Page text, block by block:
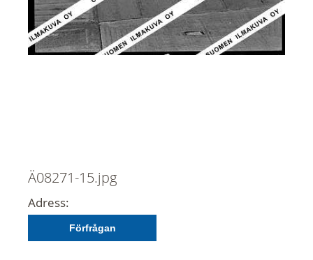
Ä08271-15.jpg
Adress:
Förfrågan